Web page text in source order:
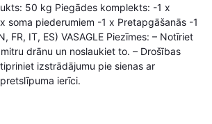
50 kg Piegādes komplekts: -1 x
soma piederumiem -1 x Pretapgāšanās -1
FR, IT, ES) VASAGLE Piezīmes: – Notīriet
drānu un noslaukiet to. – Drošības
izstrādājumu pie sienas ar
ierīci.